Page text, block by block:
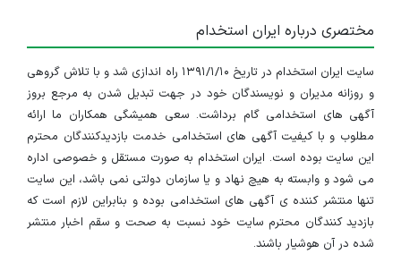
مختصری درباره ایران استخدام
سایت ایران استخدام در تاریخ ۱۳۹۱/۱/۱۰ راه اندازی شد و با تلاش گروهی
و روزانه مدیران و نویسندگان خود در جهت تبدیل شدن به مرجع بروز
آگهی های استخدامی گام برداشت. سعی همیشگی همکاران ما ارائه
مطلوب و با کیفیت آگهی های استخدامی خدمت بازدیدکنندگان محترم
این سایت بوده است. ایران استخدام به صورت مستقل و خصوصی اداره
می شود و وابسته به هیچ نهاد و یا سازمان دولتی نمی باشد، این سایت
تنها منتشر کننده ی آگهی های استخدامی بوده و بنابراین لازم است که
بازدید کنندگان محترم سایت خود نسبت به صحت و سقم اخبار منتشر
شده در آن هوشیار باشند.